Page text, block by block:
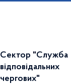
Сектор "Служба
відповідальних
чергових"